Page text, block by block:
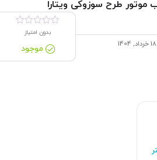
موتور طرح سوزوکی ویتارا
بدون امتیاز
موجود